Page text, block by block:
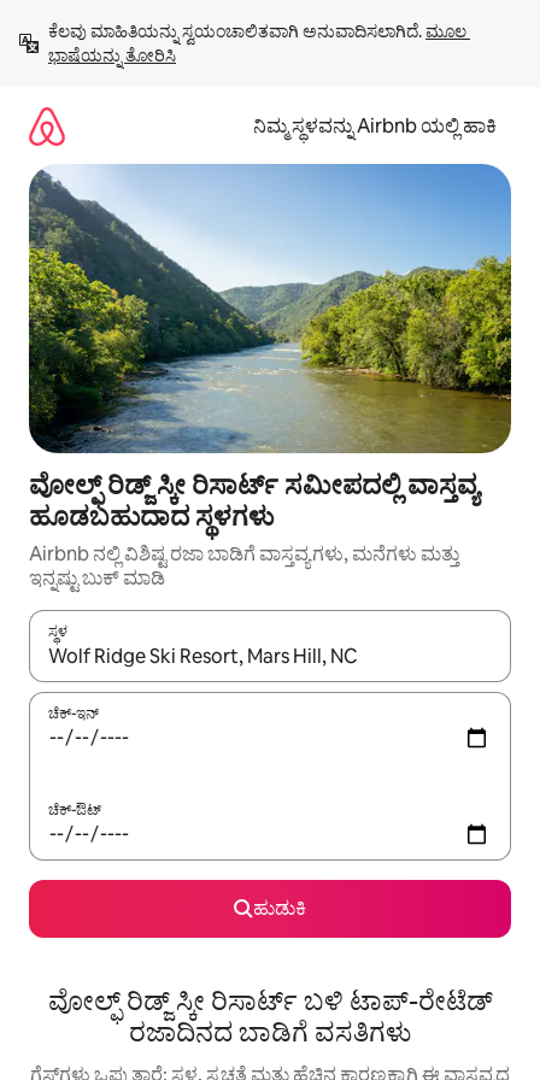
ಹೋಗಿ
ಕೆಲವು ಮಾಹಿತಿಯನ್ನು ಸ್ವಯಂಚಾಲಿತವಾಗಿ ಅನುವಾದಿಸಲಾಗಿದೆ. ಮೂಲ
ಭಾಷೆಯನ್ನು ತೋರಿಸಿ
ನಿಮ್ಮ ಸ್ಥಳವನ್ನು Airbnb ಯಲ್ಲಿ ಹಾಕಿ
ವೋಲ್ಫ್ ರಿಡ್ಜ್ ಸ್ಕೀ ರಿಸಾರ್ಟ್ ಸಮೀಪದಲ್ಲಿ ವಾಸ್ತವ್ಯ
ಹೂಡಬಹುದಾದ ಸ್ಥಳಗಳು
Airbnb ನಲ್ಲಿ ವಿಶಿಷ್ಟ ರಜಾ ಬಾಡಿಗೆ ವಾಸ್ತವ್ಯಗಳು, ಮನೆಗಳು ಮತ್ತು
ಇನ್ನಷ್ಟು ಬುಕ್ ಮಾಡಿ
ಸ್ಥಳ
ಫಲಿತಾಂಶಗಳು ಲಭ್ಯವಿರುವಾಗ, ಅಪ್ ಮತ್ತು ಡೌನ್ ಬಾಣದ ಕೀಲಿಗಳೊಂದಿಗೆ
ಚೆಕ್-ಇನ್
ಚೆಕ್-ಔಟ್
ಹುಡುಕಿ
ವೋಲ್ಫ್ ರಿಡ್ಜ್ ಸ್ಕೀ ರಿಸಾರ್ಟ್ ಬಳಿ ಟಾಪ್-ರೇಟೆಡ್
ರಜಾದಿನದ ಬಾಡಿಗೆ ವಸತಿಗಳು
ಗೆಸ್ಟ್‌ಗಳು ಒಪ್ಪುತ್ತಾರೆ: ಸ್ಥಳ, ಸ್ವಚ್ಛತೆ ಮತ್ತು ಹೆಚ್ಚಿನ ಕಾರಣಕ್ಕಾಗಿ ಈ ವಾಸ್ತವ್ಯದ